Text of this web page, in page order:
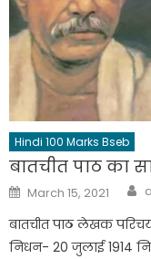
Hindi 100 Marks Bseb
बातचीत पाठ का
March 15, 2021
बातचीत पाठ लेखक
निधन- 20 जुलाई 1914